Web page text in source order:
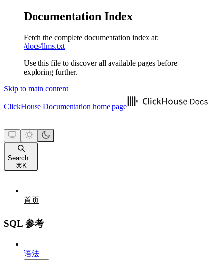
Documentation Index
Fetch the complete documentation index at:
/docs/llms.txt
Use this file to discover all available pages before
exploring further.
Skip to main content
ClickHouse Documentation home page
Search...
⌘ K
首页
SQL 参考
语法